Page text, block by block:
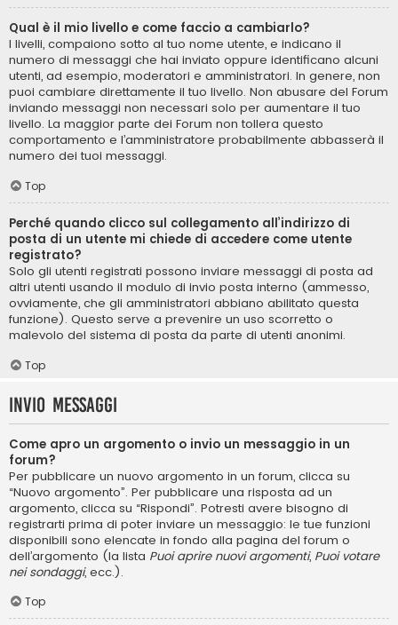
Qual è il mio livello e come faccio a cambiarlo?
I livelli, compaiono sotto al tuo nome utente, e indicano il
numero di messaggi che hai inviato oppure identificano alcuni
utenti, ad esempio, moderatori e amministratori. In genere, non
puoi cambiare direttamente il tuo livello. Non abusare del Forum
inviando messaggi non necessari solo per aumentare il tuo
livello. La maggior parte dei Forum non tollera questo
comportamento e l’amministratore probabilmente abbasserà il
numero dei tuoi messaggi.
Top
Perché quando clicco sul collegamento all’indirizzo di
posta di un utente mi chiede di accedere come utente
registrato?
Solo gli utenti registrati possono inviare messaggi di posta ad
altri utenti usando il modulo di invio posta interno (ammesso,
ovviamente, che gli amministratori abbiano abilitato questa
funzione). Questo serve a prevenire un uso scorretto o
malevolo del sistema di posta da parte di utenti anonimi.
Top
Invio Messaggi
Come apro un argomento o invio un messaggio in un
forum?
Per pubblicare un nuovo argomento in un forum, clicca su
“Nuovo argomento”. Per pubblicare una risposta ad un
argomento, clicca su “Rispondi”. Potresti avere bisogno di
registrarti prima di poter inviare un messaggio: le tue funzioni
disponibili sono elencate in fondo alla pagina del forum o
dell’argomento (la lista Puoi aprire nuovi argomenti, Puoi votare
nei sondaggi, ecc.).
Top